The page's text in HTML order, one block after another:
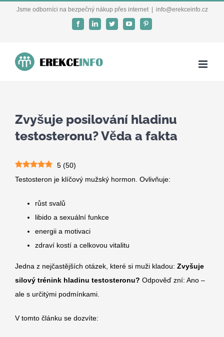
Jsme odborníci na bezpečný nákup přes internet info@erekceinfo.cz
FacebookLinkedInTwitterYouTube
Zvyšuje posilování hladinu
testosteronu? Věda a fakta
5 (50)
Testosteron je klíčový mužský hormon. Ovlivňuje:
růst svalů
libido a sexuální funkce
energii a motivaci
zdraví kostí a celkovou vitalitu
Jedna z nejčastějších otázek, které si muži kladou: Zvyšuje
silový trénink hladinu testosteronu? Odpověď zní: Ano –
ale s určitými podmínkami.
V tomto článku se dozvíte: